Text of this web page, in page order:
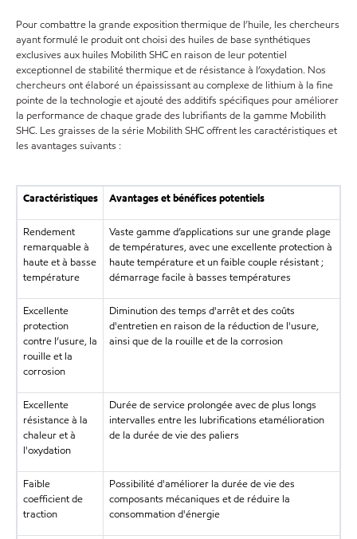
Pour combattre la grande exposition thermique de l’huile, les chercheurs
ayant formulé le produit ont choisi des huiles de base synthétiques
exclusives aux huiles Mobilith SHC en raison de leur potentiel
exceptionnel de stabilité thermique et de résistance à l’oxydation. Nos
chercheurs ont élaboré un épaississant au complexe de lithium à la fine
pointe de la technologie et ajouté des additifs spécifiques pour améliorer
la performance de chaque grade des lubrifiants de la gamme Mobilith
SHC. Les graisses de la série Mobilith SHC offrent les caractéristiques et
les avantages suivants :
Caractéristiques Avantages et bénéfices potentiels
Rendement
remarquable à
haute et à basse
température
Vaste gamme d’applications sur une grande plage
de températures, avec une excellente protection à
haute température et un faible couple résistant ;
démarrage facile à basses températures
Excellente
protection
contre l’usure, la
rouille et la
corrosion
Diminution des temps d'arrêt et des coûts
d'entretien en raison de la réduction de l'usure,
ainsi que de la rouille et de la corrosion
Excellente
résistance à la
chaleur et à
l'oxydation
Durée de service prolongée avec de plus longs
intervalles entre les lubrifications etamélioration
de la durée de vie des paliers
Faible
coefficient de
traction
Possibilité d'améliorer la durée de vie des
composants mécaniques et de réduire la
consommation d'énergie